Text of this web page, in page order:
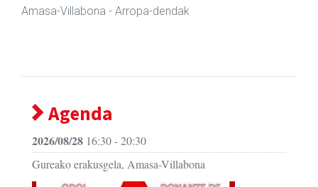
Amasa-Villabona - Hezkuntza
Agenda
2026/08/28 16:30 - 20:30
Gureako erakusgela, Amasa-Villabona